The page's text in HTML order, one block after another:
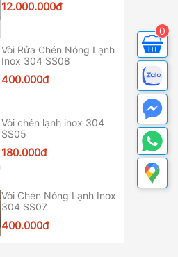
12.000.000đ
Vòi Rửa Chén Nóng Lạnh
Inox 304 SS08
400.000đ
Vòi chén lạnh inox 304
SS05
180.000đ
Vòi Chén Nóng Lạnh Inox
304 SS07
400.000đ
0